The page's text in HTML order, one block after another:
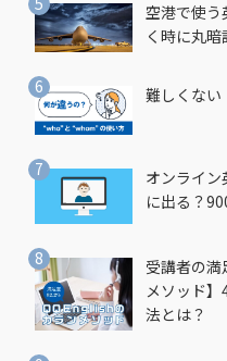
空港で使う
く時に丸暗
難しくな
オンライン
に出る？
受講者の
メソッド
法とは？